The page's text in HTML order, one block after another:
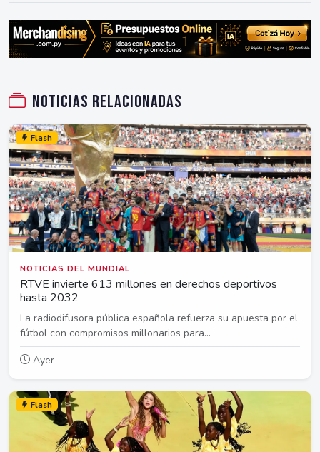
Noticias relacionadas
Flash
NOTICIAS DEL MUNDIAL
RTVE invierte 613 millones en derechos deportivos
hasta 2032
La radiodifusora pública española refuerza su apuesta por el
fútbol con compromisos millonarios para...
Ayer
Flash